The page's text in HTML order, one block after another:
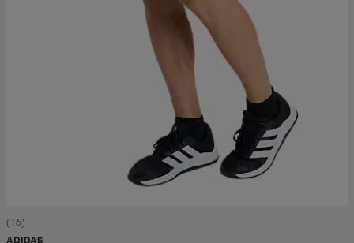
(16)
ADIDAS